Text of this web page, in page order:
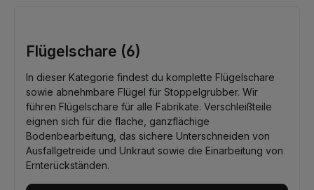
Flügelschare (6)
In dieser Kategorie findest du komplette Flügelschare
sowie abnehmbare Flügel für Stoppelgrubber. Wir
führen Flügelschare für alle Fabrikate. Verschleißteile
eignen sich für die flache, ganzflächige
Bodenbearbeitung, das sichere Unterschneiden von
Ausfallgetreide und Unkraut sowie die Einarbeitung von
Ernterückständen.